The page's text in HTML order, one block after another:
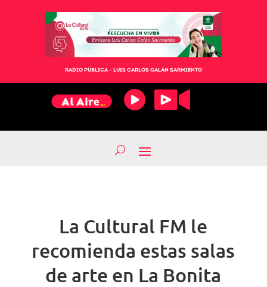
RADIO PÚBLICA – LUIS CARLOS GALÁN SARMIENTO
La Cultural FM le
recomienda estas salas
de arte en La Bonita